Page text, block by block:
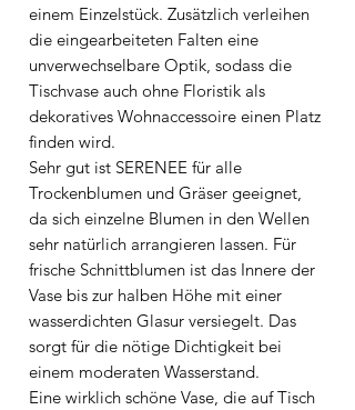
einem Einzelstück. Zusätzlich verleihen
die eingearbeiteten Falten eine
unverwechselbare Optik, sodass die
Tischvase auch ohne Floristik als
dekoratives Wohnaccessoire einen Platz
finden wird.
Sehr gut ist SERENEE für alle
Trockenblumen und Gräser geeignet,
da sich einzelne Blumen in den Wellen
sehr natürlich arrangieren lassen. Für
frische Schnittblumen ist das Innere der
Vase bis zur halben Höhe mit einer
wasserdichten Glasur versiegelt. Das
sorgt für die nötige Dichtigkeit bei
einem moderaten Wasserstand.
Eine wirklich schöne Vase, die auf Tisch